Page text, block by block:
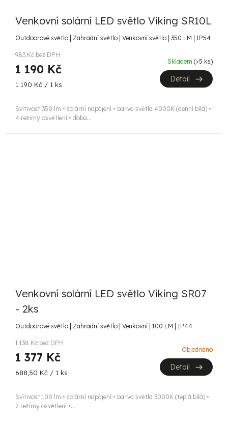
Venkovní solární LED světlo Viking SR10L
Outdoorové světlo | Zahradní světlo | Venkovní světlo | 350 LM | IP54
983 Kč bez DPH
1 190 Kč
Měrná
1 190 Kč / 1 ks
Skladem (>5 ks)
Detail
Svítivost 350 lm • solární napájení • barva světla 4000K (denní bílá) •
4 režimy osvětlení • doba...
Venkovní solární LED světlo Viking SR07
- 2ks
Outdoorové světlo | Zahradní světlo | Venkovní | 100 LM | IP44
1 138 Kč bez DPH
1 377 Kč
Měrná
688,50 Kč / 1 ks
Objednáno
Detail
Svítivost 100 lm • solární napájení • barva světla 3000K (teplá bílá) •
2 režimy osvětlení •...